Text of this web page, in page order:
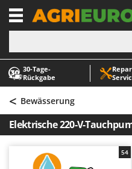
30‑Tage-
Rückgabe
-1
A
Abbeermaschinen -
Abfüllgeräte
Akku Gartenscheren
Akku Gras- und
Akku-Stichsägen
A
ABAC
AgriEuro Premium
AgriEuro TOP-LINE
AGT
Aima
< Bewässerung
Elektrische 220-V-
54